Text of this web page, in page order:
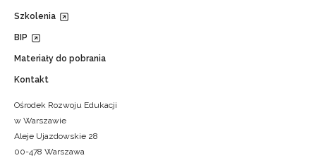
Szkolenia
BIP
Materiały do pobrania
Kontakt
Ośrodek Rozwoju Edukacji
w Warszawie
Aleje Ujazdowskie 28
00-478 Warszawa